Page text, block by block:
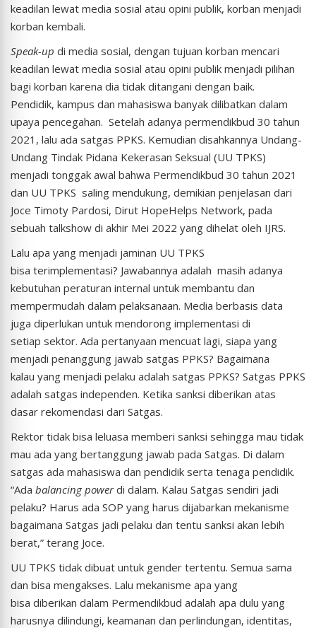
keadilan lewat media sosial atau opini publik, korban menjadi
korban kembali.
Speak-up di media sosial, dengan tujuan korban mencari
keadilan lewat media sosial atau opini publik menjadi pilihan
bagi korban karena dia tidak ditangani dengan baik.
Pendidik, kampus dan mahasiswa banyak dilibatkan dalam
upaya pencegahan. Setelah adanya permendikbud 30 tahun
2021, lalu ada satgas PPKS. Kemudian disahkannya Undang-
Undang Tindak Pidana Kekerasan Seksual (UU TPKS)
menjadi tonggak awal bahwa Permendikbud 30 tahun 2021
dan UU TPKS saling mendukung, demikian penjelasan dari
Joce Timoty Pardosi, Dirut HopeHelps Network, pada
sebuah talkshow di akhir Mei 2022 yang dihelat oleh IJRS.
Lalu apa yang menjadi jaminan UU TPKS
bisa terimplementasi? Jawabannya adalah masih adanya
kebutuhan peraturan internal untuk membantu dan
mempermudah dalam pelaksanaan. Media berbasis data
juga diperlukan untuk mendorong implementasi di
setiap sektor. Ada pertanyaan mencuat lagi, siapa yang
menjadi penanggung jawab satgas PPKS? Bagaimana
kalau yang menjadi pelaku adalah satgas PPKS? Satgas PPKS
adalah satgas independen. Ketika sanksi diberikan atas
dasar rekomendasi dari Satgas.
Rektor tidak bisa leluasa memberi sanksi sehingga mau tidak
mau ada yang bertanggung jawab pada Satgas. Di dalam
satgas ada mahasiswa dan pendidik serta tenaga pendidik.
“Ada balancing powerdi dalam. Kalau Satgas sendiri jadi
pelaku? Harus ada SOP yang harus dijabarkan mekanisme
bagaimana Satgas jadi pelaku dan tentu sanksi akan lebih
berat,” terang Joce.
UU TPKS tidak dibuat untuk gender tertentu. Semua sama
dan bisa mengakses. Lalu mekanisme apa yang
bisa diberikan dalam Permendikbud adalah apa dulu yang
harusnya dilindungi, keamanan dan perlindungan, identitas,